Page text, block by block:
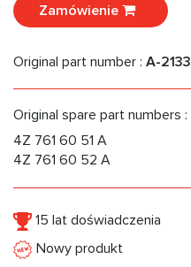
Zamówienie
Original part number : A-2133
Original spare part numbers :
4Z 761 60 51 A
4Z 761 60 52 A
15 lat doświadczenia
Nowy produkt